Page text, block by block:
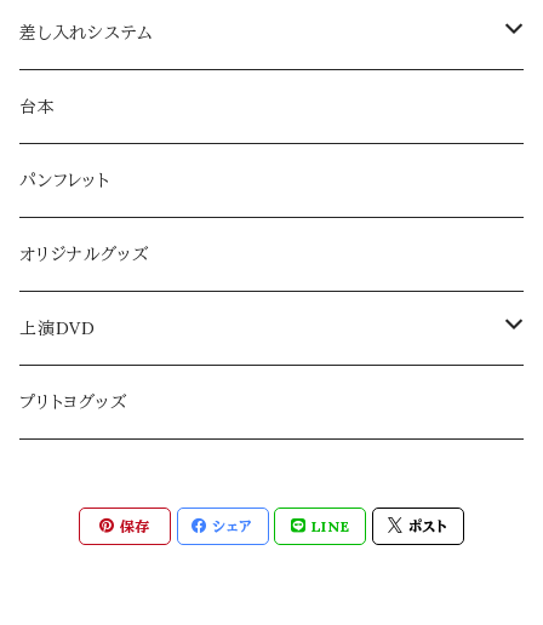
差し入れシステム
CHICACO三河屋さんシステム
PPINCESS TOYOTOMI援軍システム
The Great Gatsby-差し入れシステム
25Magic-差し入れシステム
PRINCESS TOKUGAWA
黒革の手帖
台本
パンフレット
オリジナルグッズ
上演DVD
CHICACOシリーズ
Three Kingdomsシリーズ
プリトヨグッズ
保存 シェア LINE ポスト